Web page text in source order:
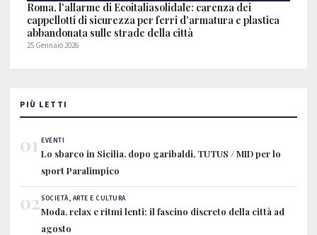
Roma, l'allarme di Ecoitaliasolidale: carenza dei
cappellotti di sicurezza per ferri d'armatura e plastica
abbandonata sulle strade della città
25 Gennaio 2026
PIÙ LETTI
01 EVENTI
Lo sbarco in Sicilia, dopo garibaldi, TUTUS / MID per lo
sport Paralimpico
02SOCIETÀ, ARTE E CULTURA
Moda, relax e ritmi lenti: il fascino discreto della città ad
agosto